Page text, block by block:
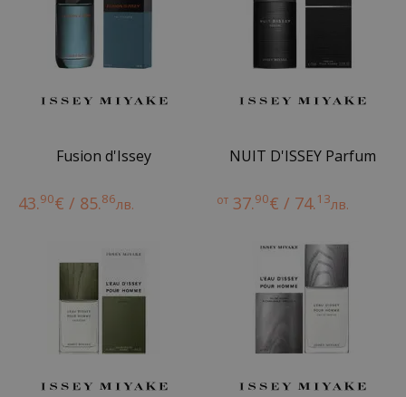
Fusion d'Issey
43.90€ / 85.86лв.
NUIT D'ISSEY Parfum
от 37.90€ / 74.13лв.